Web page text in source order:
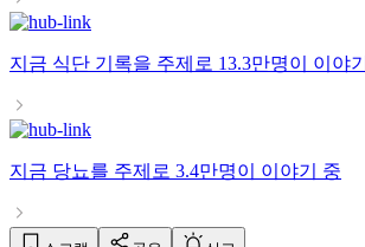
지금 식단 기록을 주제로 13.3만명이 이야
지금 당뇨를 주제로 3.4만명이 이야기 중